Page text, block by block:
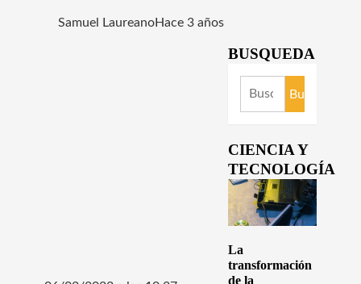
Samuel LaureanoHace 3 años
BUSQUEDA
Buscar:
CIENCIA Y
TECNOLOGÍA
La
transformación
de la